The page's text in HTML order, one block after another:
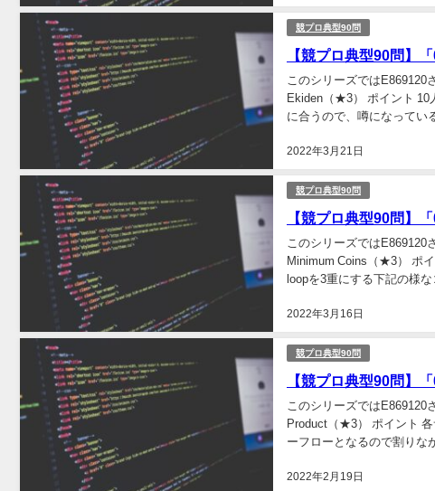
競プロ典型90問
【競プロ典型90問】
2022年3月21日
このシリーズではE869120
Ekiden（★3） ポイント 10
に合うので、噂になってい
競プロ典型90問
【競プロ典型90問】
2022年3月16日
このシリーズではE869120
Minimum Coins（★3） ポ
loopを3重にする下記の様
競プロ典型90問
【競プロ典型90問】
2022年2月19日
このシリーズではE869120
Product（★3） ポイント
ーフローとなるので割りな